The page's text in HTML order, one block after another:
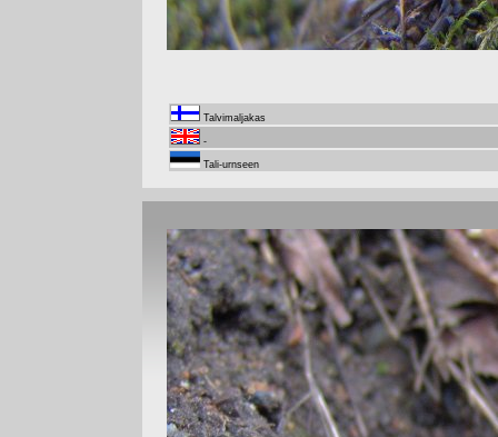
Talvimaljakas
-
Tali-urnseen